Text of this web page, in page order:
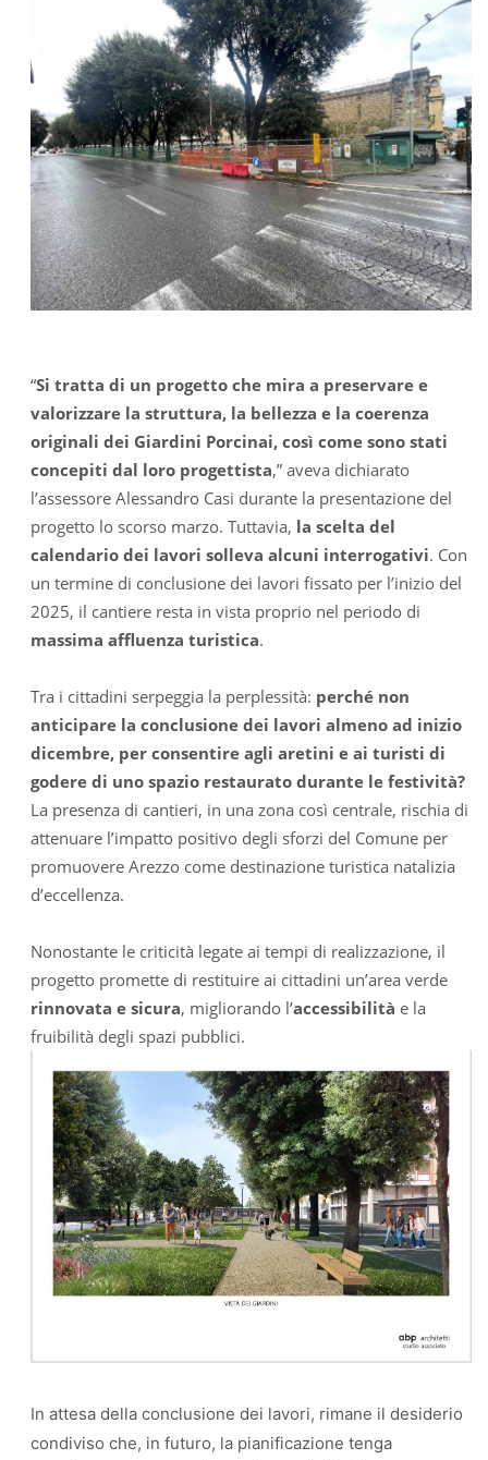
“Si tratta di un progetto che mira a preservare e
valorizzare la struttura, la bellezza e la coerenza
originali dei Giardini Porcinai, così come sono stati
concepiti dal loro progettista,” aveva dichiarato
l’assessore Alessandro Casi durante la presentazione del
progetto lo scorso marzo. Tuttavia, la scelta del
calendario dei lavori solleva alcuni interrogativi. Con
un termine di conclusione dei lavori fissato per l’inizio del
2025, il cantiere resta in vista proprio nel periodo di
massima affluenza turistica.
Tra i cittadini serpeggia la perplessità: perché non
anticipare la conclusione dei lavori almeno ad inizio
dicembre, per consentire agli aretini e ai turisti di
godere di uno spazio restaurato durante le festività?
La presenza di cantieri, in una zona così centrale, rischia di
attenuare l’impatto positivo degli sforzi del Comune per
promuovere Arezzo come destinazione turistica natalizia
d’eccellenza.
Nonostante le criticità legate ai tempi di realizzazione, il
progetto promette di restituire ai cittadini un’area verde
rinnovata e sicura, migliorando l’accessibilità e la
fruibilità degli spazi pubblici.
In attesa della conclusione dei lavori, rimane il desiderio
condiviso che, in futuro, la pianificazione tenga